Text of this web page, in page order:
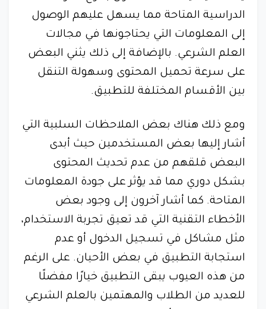
الدراسية المتاحة مما يسهل عليهم الوصول
إلى المعلومات التي يحتاجونها في مجالات
العلم الشرعي. بالإضافة إلى ذلك يثني البعض
على سرعة تحميل المحتوى وسهولة التنقل
بين الأقسام المختلفة للتطبيق.
ومع ذلك هناك بعض الملاحظات السلبية التي
أشار إليها بعض المستخدمين حيث أبدى
البعض قلقهم من عدم تحديث المحتوى
بشكل دوري مما قد يؤثر على جودة المعلومات
المتاحة. كما أشار آخرون إلى وجود بعض
الأخطاء التقنية التي قد تعيق تجربة الاستخدام،
مثل مشاكل في تسجيل الدخول أو عدم
استجابة التطبيق في بعض الأحيان. على الرغم
من هذه العيوب يبقى التطبيق خيارًا مفضلًا
للعديد من الطلاب والمهتمين بالعلم الشرعي